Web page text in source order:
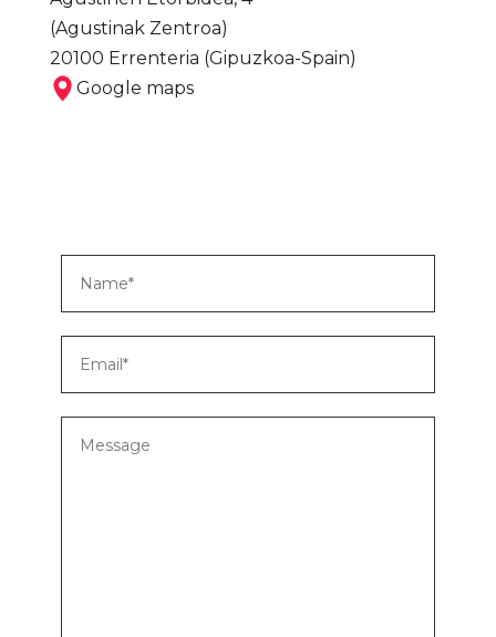
(Agustinak Zentroa)
20100 Errenteria (Gipuzkoa-Spain)
Google maps